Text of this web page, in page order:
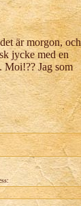
är morgon, och
jycke med en
Moi!?? Jag som